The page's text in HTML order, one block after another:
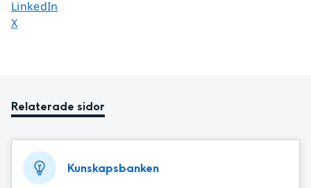
Dela sidan på
LinkedIn
Dela sidan på
X
Relaterade sidor
Kunskapsbanken